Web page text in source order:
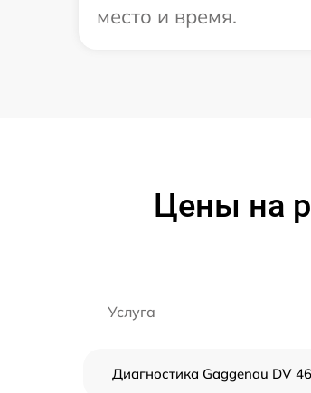
место и время.
Цены на
Услуга
Диагностика Gaggenau DV